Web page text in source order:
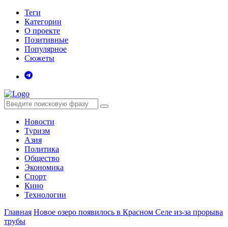
Теги
Категории
О проекте
Позитивные
Популярное
Сюжеты
Новости
Туризм
Азия
Политика
Общество
Экономика
Спорт
Кино
Технологии
Главная Новое озеро появилось в Красном Селе из-за прорыва
трубы